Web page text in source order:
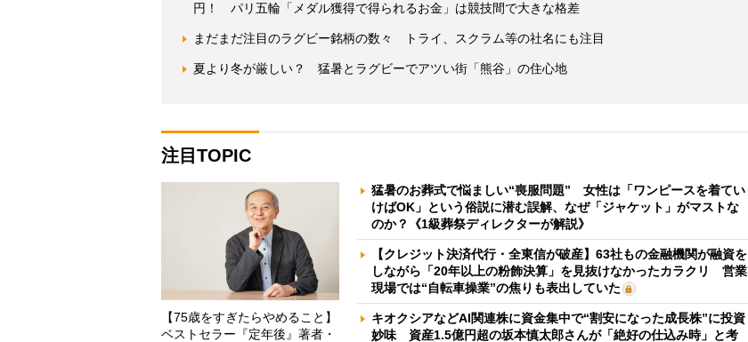
円！ パリ五輪「メダル獲得で得られるお金」は競技間で大きな格差
まだまだ注目のラグビー銘柄の数々 トライ、スクラム等の社名にも注目
夏より冬が厳しい？ 猛暑とラグビーでアツい街「熊谷」の住心地
注目TOPIC
【75歳をすぎたらやめること】
ベストセラー『定年後』著者・
猛暑のお葬式で悩ましい“喪服問題” 女性は「ワンピースを着てい
けばOK」という俗説に潜む誤解、なぜ「ジャケット」がマストな
のか？《1級葬祭ディレクターが解説》
【クレジット決済代行・全東信が破産】63社もの金融機関が融資を
しながら「20年以上の粉飾決算」を見抜けなかったカラクリ 営業
現場では“自転車操業”の焦りも表出していた
キオクシアなどAI関連株に資金集中で“割安になった成長株”に投資
妙味 資産1.5億円超の坂本慎太郎さんが「絶好の仕込み時」と考